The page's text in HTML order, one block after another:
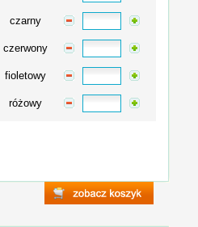
czarny
czerwony
fioletowy
różowy